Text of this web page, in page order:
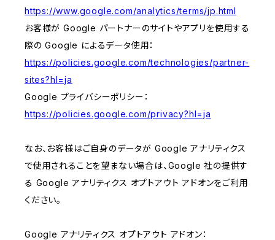
https://www.google.com/analytics/terms/jp.html
お客様が Google パートナーのサイトやアプリを使用する
際の Google によるデータ使用：
https://policies.google.com/technologies/partner-
sites?hl=ja
Google プライバシーポリシー：
https://policies.google.com/privacy?hl=ja
なお、お客様はご自身のデータが Google アナリティクス
で使用されることを望まない場合は、Google 社の提供す
る Google アナリティクス オプトアウト アドオンをご利用
ください。
Google アナリティクス オプトアウト アドオン：